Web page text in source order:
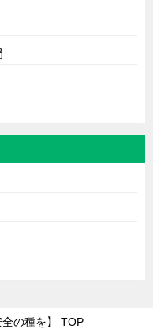
の種を】 TOP